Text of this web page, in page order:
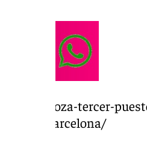
malaga-roza-tercer-
madrid-barcelona/